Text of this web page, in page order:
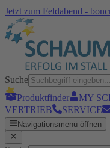
Jetzt zum Feldabend -
Suche
Produktfinder
MY
VERTRIEB
SERVICE
Navigationsmenü öffnen